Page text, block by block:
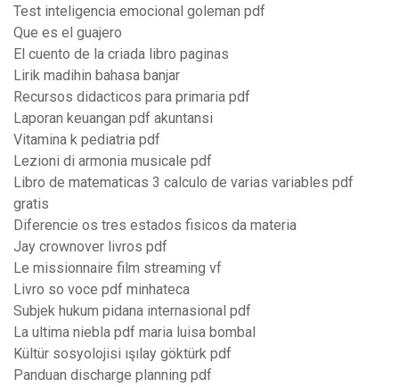
Test inteligencia emocional goleman pdf
Que es el guajero
El cuento de la criada libro paginas
Lirik madihin bahasa banjar
Recursos didacticos para primaria pdf
Laporan keuangan pdf akuntansi
Vitamina k pediatria pdf
Lezioni di armonia musicale pdf
Libro de matematicas 3 calculo de varias variables pdf
gratis
Diferencie os tres estados fisicos da materia
Jay crownover livros pdf
Le missionnaire film streaming vf
Livro so voce pdf minhateca
Subjek hukum pidana internasional pdf
La ultima niebla pdf maria luisa bombal
Kültür sosyolojisi ışılay göktürk pdf
Panduan discharge planning pdf